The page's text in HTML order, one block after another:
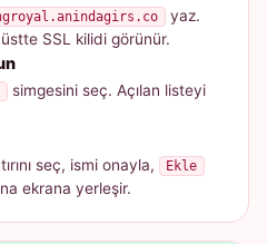
yaz.
üstte SSL kilidi görünür.
simgesini seç. Açılan listeyi
seç, ismi onayla, Ekle
ekrana yerleşir.